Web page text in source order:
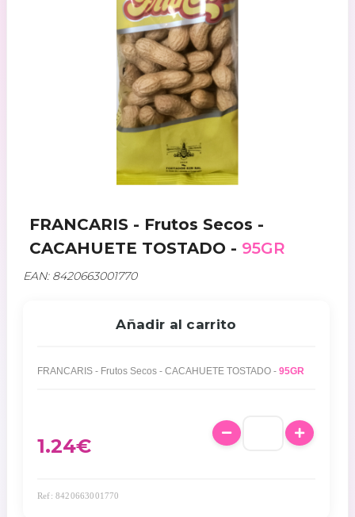
FRANCARIS - Frutos Secos -
CACAHUETE TOSTADO - 95GR
EAN: 8420663001770
Añadir al carrito
FRANCARIS - Frutos Secos - CACAHUETE TOSTADO - 95GR
1.24€
Ref: 8420663001770